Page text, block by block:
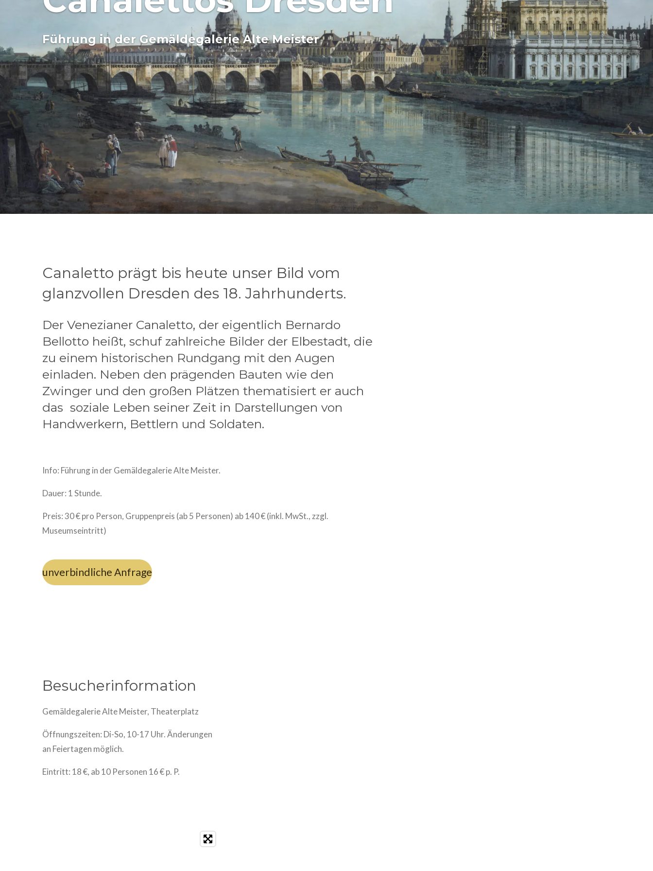
Führung in der Gemäldegalerie Alte Meister
Canaletto prägt bis heute unser Bild vom
glanzvollen Dresden des 18. Jahrhunderts.
Der Venezianer Canaletto, der eigentlich Bernardo
Bellotto heißt, schuf zahlreiche Bilder der Elbestadt, die
zu einem historischen Rundgang mit den Augen
einladen. Neben den prägenden Bauten wie den
Zwinger und den großen Plätzen thematisiert er auch
das soziale Leben seiner Zeit in Darstellungen von
Handwerkern, Bettlern und Soldaten.
Info: Führung in der Gemäldegalerie Alte Meister.
Dauer: 1 Stunde.
Preis: 30 € pro Person, Gruppenpreis (ab 5 Personen) ab 140 € (inkl. MwSt., zzgl.
Museumseintritt)
unverbindliche Anfrage
Besucherinformation
Gemäldegalerie Alte Meister, Theaterplatz
Öffnungszeiten: Di-So, 10-17 Uhr. Änderungen
an Feiertagen möglich.
Eintritt: 18 €, ab 10 Personen 16 € p. P.